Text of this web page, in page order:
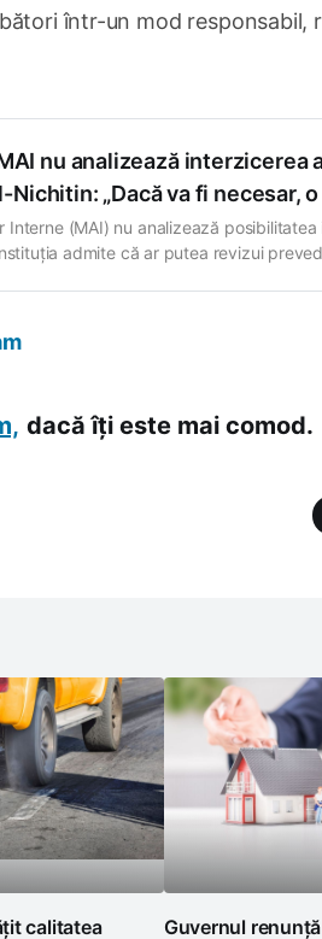
într-un mod responsabil,
nu analizează interzicerea
„Dacă va fi necesar, o
Interne (MAI) nu analizează
admite că ar putea revizui
dacă îți este mai comod.
calitatea Guvernul